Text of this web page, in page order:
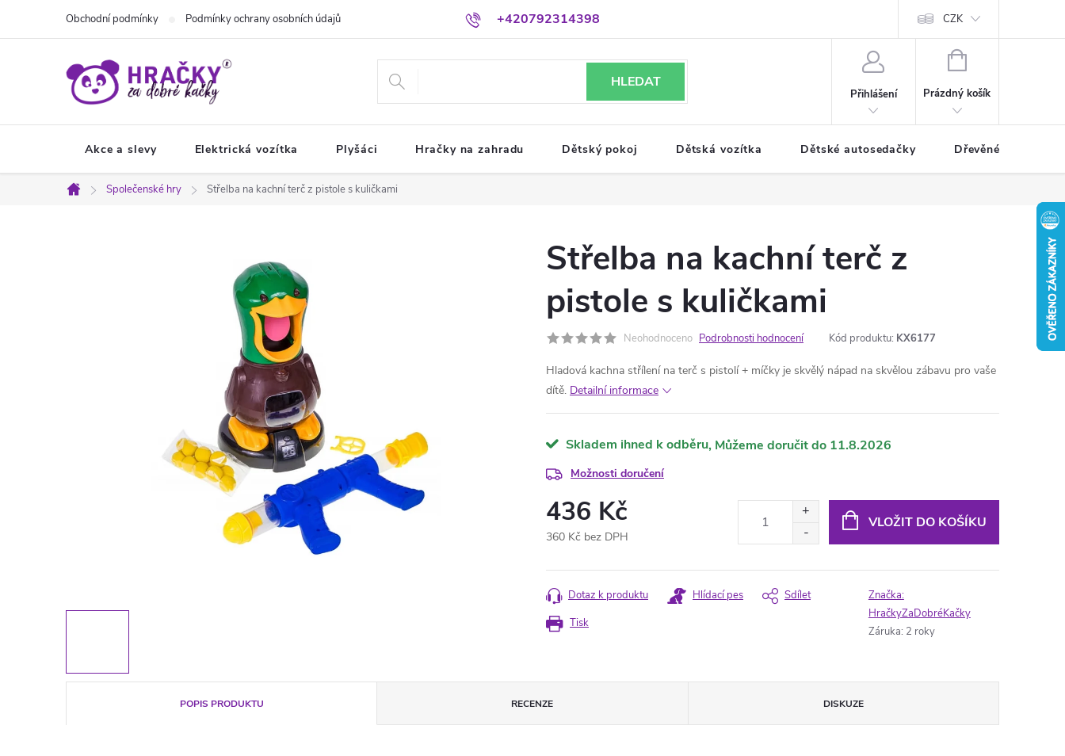
+420792314398
Obchodní podmínky Podmínky ochrany osobních údajů CZK
HLEDAT
Přihlášení
NÁKUPNÍ
Prázdný košík
Akce a slevy Elektrická vozítka Plyšáci Hračky na zahradu Dětský pokoj Dětská vozítka Dětské autosedačky Dřevěné hračky
Domů
Společenské hry Střelba na kachní terč z pistole s kuličkami
Střelba na kachní terč z
pistole s kuličkami
Neohodnoceno Podrobnosti hodnocení Kód produktu: KX6177
Hladová kachna střílení na terč s pistolí + míčky je skvělý nápad na skvělou zábavu pro vaše
dítě. Detailní informace
Skladem ihned k odběru 11.8.2026
Možnosti doručení
436 Kč
360 Kč bez DPH
cena:
VLOŽIT DO KOŠÍKU
Tisk
Dotaz k produktu Hlídací pes Sdílet
Značka:
HračkyZaDobréKačky
Záruka: 2 roky
POPIS PRODUKTU RECENZE DISKUZE